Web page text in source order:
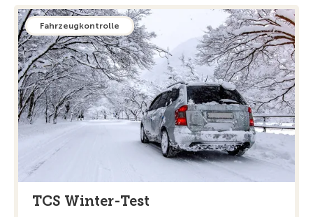
Fahrzeugkontrolle
TCS Winter-Test